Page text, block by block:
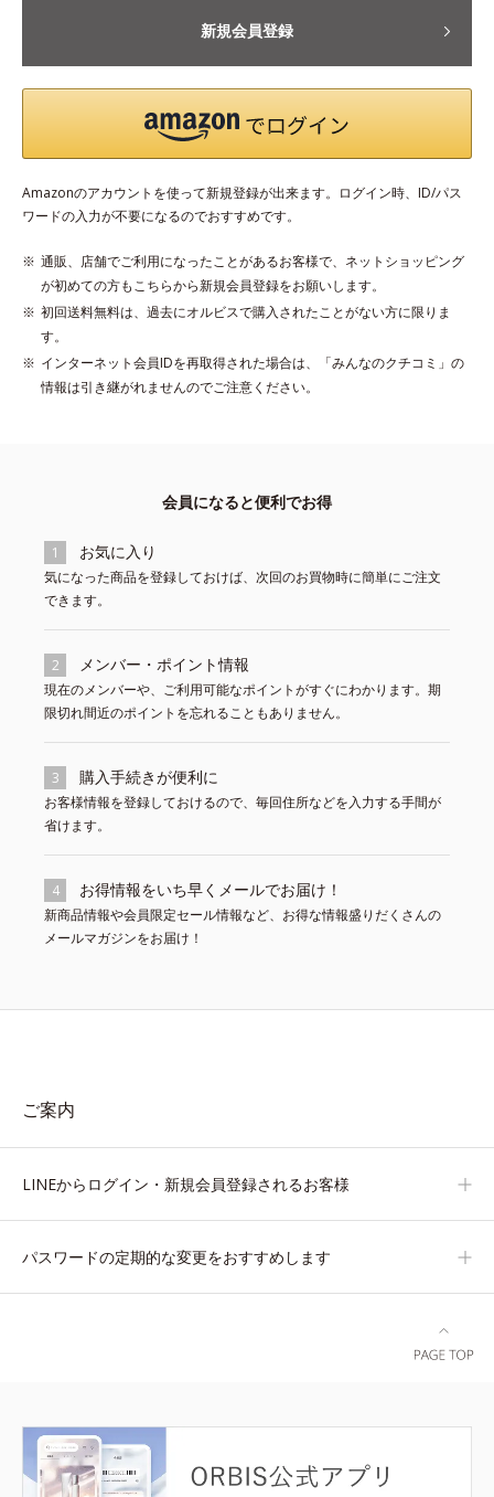
新規会員登録
Amazonのアカウントを使って新規登録が出来ます。ログイン時、ID/パス
ワードの入力が不要になるのでおすすめです。
通販、店舗でご利用になったことがあるお客様で、ネットショッピング
が初めての方もこちらから新規会員登録をお願いします。
初回送料無料は、過去にオルビスで購入されたことがない方に限りま
す。
インターネット会員IDを再取得された場合は、「みんなのクチコミ」の
情報は引き継がれませんのでご注意ください。
会員になると便利でお得
1 お気に入り
気になった商品を登録しておけば、次回のお買物時に簡単にご注文
できます。
2 メンバー・ポイント情報
現在のメンバーや、ご利用可能なポイントがすぐにわかります。期
限切れ間近のポイントを忘れることもありません。
3 購入手続きが便利に
お客様情報を登録しておけるので、毎回住所などを入力する手間が
省けます。
4 お得情報をいち早くメールでお届け！
新商品情報や会員限定セール情報など、お得な情報盛りだくさんの
メールマガジンをお届け！
ご案内
LINEからログイン・新規会員登録されるお客様
パスワードの定期的な変更をおすすめします